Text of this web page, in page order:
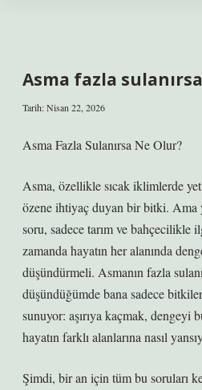
Asma fazla
Tarih: Nisan 22, 2026
Asma Fazla Sulanırsa Ne Olur?
Asma, özellikle sıcak iklimlerde
özene ihtiyaç duyan bir bitki. Ama
soru, sadece tarım ve bahçecilikle
zamanda hayatın her alanında
düşündürmeli. Asmanın fazla
düşündüğümde bana sadece
sunuyor: aşırıya kaçmak, dengeyi
hayatın farklı alanlarına nasıl
Şimdi, bir an için tüm bu soruları